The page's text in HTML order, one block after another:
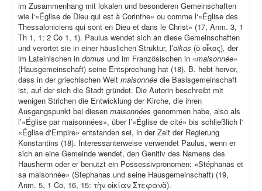
im Zusammenhang mit lokalen und besonderen Gemeinschaften
wie l‘«Église de Dieu qui est à Corinthe» ou comme l‘«Église des
Thessaloniciens qui sont en Dieu et dans le Christ» (17, Anm. 3, 1
Th 1, 1; 2 Co 1, 1). Paulus wendet sich an diese Gemeinschaften
und verortet sie in einer häuslichen Struktur, l’oikos (ὁ οἶκος), der
im Lateinischen in domus und im Französischen in «maisonnée»
(Hausgemeinschaft) seine Entsprechung hat (18). B. hebt hervor,
dass in der griechischen Welt maisonnée die Basisgemeinschaft
ist, auf der sich die Stadt gründet. Die Autorin beschreibt mit
wenigen Strichen die Entwicklung der Kirche, die ihren
Ausgangspunkt bei diesen maisonnées genommen habe, also als
l’«Église par maisonnées», über l’«Église de cité» bis schließlich l‘
«Église d‘Empire» entstanden sei, in der Zeit der Regierung
Konstantins (18). Interessanterweise verwendet Paulus, wenn er
sich an eine Gemeinde wendet, den Genitiv des Namens des
Hausherrn oder er benutzt ein Possessivpronomen: «Stéphanas et
sa maisonnée» (Stephanas und seine Hausgemeinschaft) (19,
Anm. 5, 1 Co, 16, 15: τὴν οἰκίαν Στεφανᾶ).